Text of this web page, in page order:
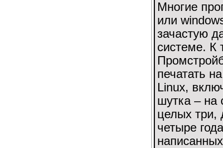
Многие
или
зачастую
системе. К
печатать
Linux,
шутка – на
целых три,
четыре